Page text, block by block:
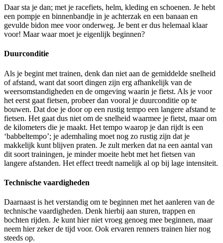
Daar sta je dan; met je racefiets, helm, kleding en schoenen. Je hebt
een pompje en binnenbandje in je achterzak en een banaan en
gevulde bidon mee voor onderweg. Je bent er dus helemaal klaar
voor! Maar waar moet je eigenlijk beginnen?
Duurconditie
Als je begint met trainen, denk dan niet aan de gemiddelde snelheid
of afstand, want dat soort dingen zijn erg afhankelijk van de
weersomstandigheden en de omgeving waarin je fietst. Als je voor
het eerst gaat fietsen, probeer dan vooral je duurconditie op te
bouwen. Dat doe je door op een rustig tempo een langere afstand te
fietsen. Het gaat dus niet om de snelheid waarmee je fietst, maar om
de kilometers die je maakt. Het tempo waarop je dan rijdt is een
‘babbeltempo’; je ademhaling moet nog zo rustig zijn dat je
makkelijk kunt blijven praten. Je zult merken dat na een aantal van
dit soort trainingen, je minder moeite hebt met het fietsen van
langere afstanden. Het effect treedt namelijk al op bij lage intensiteit.
Technische vaardigheden
Daarnaast is het verstandig om te beginnen met het aanleren van de
technische vaardigheden. Denk hierbij aan sturen, trappen en
bochten rijden. Je kunt hier niet vroeg genoeg mee beginnen, maar
neem hier zeker de tijd voor. Ook ervaren renners trainen hier nog
steeds op.